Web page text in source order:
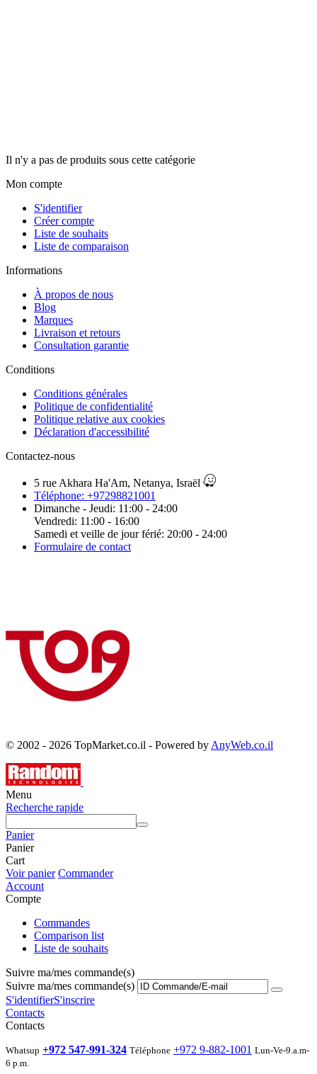
Il n'y a pas de produits sous cette catégorie
Mon compte
S'identifier
Créer compte
Liste de souhaits
Liste de comparaison
Informations
À propos de nous
Blog
Marques
Livraison et retours
Consultation garantie
Сonditions
Conditions générales
Politique de confidentialité
Politique relative aux cookies
Déclaration d'accessibilité
Contactez-nous
5 rue Akhara Ha'Am, Netanya, Israël
Téléphone: +97298821001
Dimanche - Jeudi: 11:00 - 24:00
Vendredi: 11:00 - 16:00
Samedi et veille de jour férié: 20:00 - 24:00
Formulaire de contact
© 2002 - 2026 TopMarket.co.il - Powered by AnyWeb.co.il
Menu
Recherche rapide
Panier
Panier
Cart
Voir panier Commander
Account
Compte
Commandes
Comparison list
Liste de souhaits
Suivre ma/mes commande(s)
Suivre ma/mes commande(s)
S'identifierS'inscrire
Contacts
Contacts
Whatsup +972 547-991-324 Téléphone +972 9-882-1001 Lun-Ve-9.a.m-
6 p.m.